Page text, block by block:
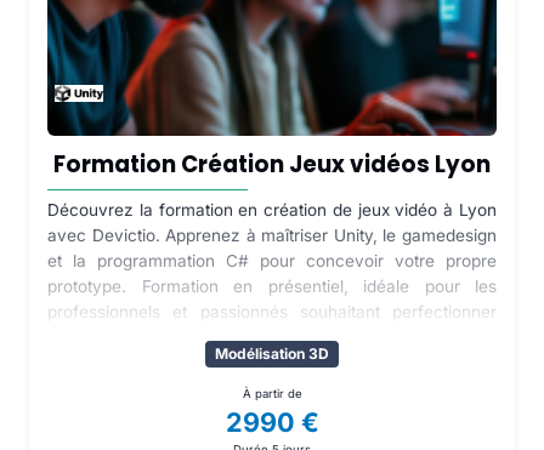
Formation Création Jeux vidéos Lyon
Découvrez la formation en création de jeux vidéo à Lyon
avec Devictio. Apprenez à maîtriser Unity, le gamedesign
et la programmation C# pour concevoir votre propre
prototype. Formation en présentiel, idéale pour les
professionnels et passionnés souhaitant perfectionner
leurs compétences dans un cadre dynamique.
Modélisation 3D
À partir de
2990 €